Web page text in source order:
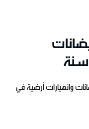
وانهيارات أرضية في